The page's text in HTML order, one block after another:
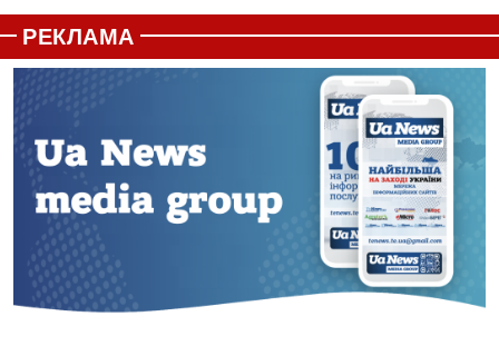
РЕКЛАМА